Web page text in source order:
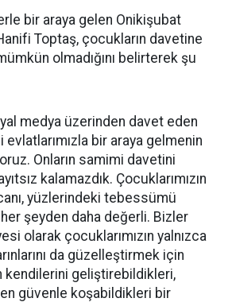
bir araya gelen Onikişubat
Toptaş, çocukların davetine
olmadığını belirterek şu
medya üzerinden davet eden
evlatlarımızla bir araya gelmenin
Onların samimi davetini
kalamazdık. Çocuklarımızın
yüzlerindeki tebessümü
şeyden daha değerli. Bizler
olarak çocuklarımızın yalnızca
da güzelleştirmek için
kendilerini geliştirebildikleri,
güvenle koşabildikleri bir